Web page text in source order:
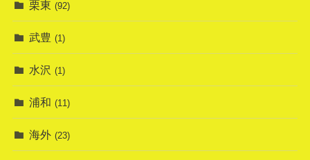
栗東 (92)
武豊 (1)
水沢 (1)
浦和 (11)
海外 (23)